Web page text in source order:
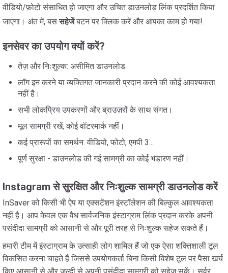
वीडियो/फ़ोटो संसाधित हो जाएगा और उचित डाउनलोड लिंक प्रदर्शित किया
जाएगा। अंत में, बससहेजेंबटन पर क्लिक करें और आपका काम हो गया!
इनसेवर का उपयोग क्यों करें?
तेज़ और निःशुल्क: असीमित डाउनलोड.
लॉग इन करने या व्यक्तिगत जानकारी प्रदान करने की कोई आवश्यकता
नहीं है।
सभी लोकप्रिय उपकरणों और ब्राउज़रों के साथ संगत।
मूल सामग्री रखें, कोई वॉटरमार्क नहीं।
कई प्रारूपों का समर्थन: वीडियो, फोटो, एमपी 3...
पूर्ण सुरक्षा - डाउनलोड की गई सामग्री का कोई भंडारण नहीं।
Instagram से सुरक्षित और निःशुल्क सामग्री डाउनलोड करें
InSaver को किसी भी ऐप या एक्सटेंशन इंस्टॉलेशन की बिल्कुल आवश्यकता
नहीं है। आप केवल एक वैध सार्वजनिक इंस्टाग्राम लिंक प्रदान करके अपनी
पसंदीदा सामग्री को आसानी से और पूरी तरह से निःशुल्क सहेज सकते हैं।
हमारी टीम में इंस्टाग्राम के उत्साही लोग शामिल हैं जो एक ऐसा शक्तिशाली टूल
विकसित करना चाहते हैं जिससे उपयोगकर्ता बिना किसी विशेष टूल पर पैसा खर्च
किए आसानी से और जल्दी से अपनी पसंदीदा सामग्री को सहेज सकें। सर्वर